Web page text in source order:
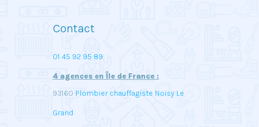
Contact
01 45 92 95 89
4 agences en Île de France :
93160 Plombier chauffagiste Noisy Le
Grand